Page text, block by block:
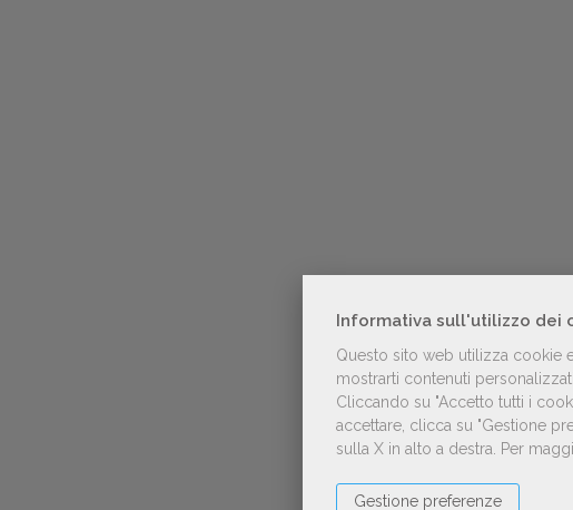
Informativa sull'utilizzo dei
Questo sito web utilizza cookie
mostrarti contenuti
Cliccando su "Accetto tutti i
accettare, clicca su "Gestione
sulla X in alto a destra.
Per
Gestione preferenze